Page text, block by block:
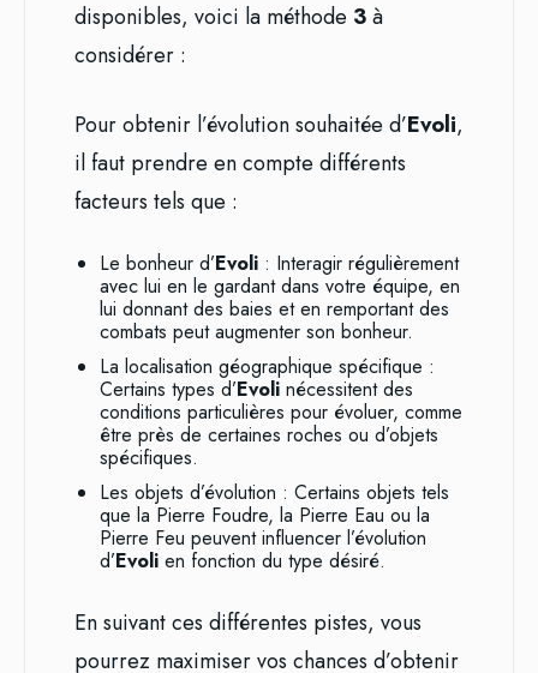
disponibles, voici la méthode 3à
considérer :
Pour obtenir l’évolution souhaitée d’Evoli,
il faut prendre en compte différents
facteurs tels que :
Le bonheur d’Evoli: Interagir régulièrement
avec lui en le gardant dans votre équipe, en
lui donnant des baies et en remportant des
combats peut augmenter son bonheur.
La localisation géographique spécifique :
Certains types d’Evolinécessitent des
conditions particulières pour évoluer, comme
être près de certaines roches ou d’objets
spécifiques.
Les objets d’évolution : Certains objets tels
que la Pierre Foudre, la Pierre Eau ou la
Pierre Feu peuvent influencer l’évolution
d’Evolien fonction du type désiré.
En suivant ces différentes pistes, vous
pourrez maximiser vos chances d’obtenir